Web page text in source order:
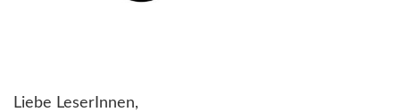
Liebe LeserInnen,